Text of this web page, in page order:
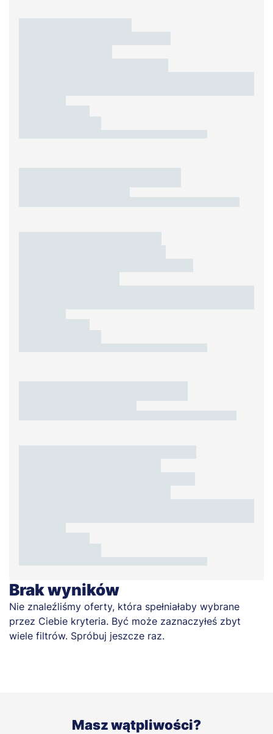
Brak wyników
Nie znaleźliśmy oferty, która spełniałaby wybrane
przez Ciebie kryteria. Być może zaznaczyłeś zbyt
wiele filtrów. Spróbuj jeszcze raz.
Masz wątpliwości?